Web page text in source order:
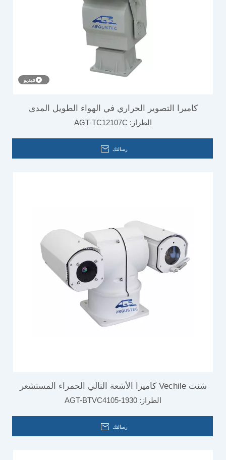
فيديو
كاميرا التصوير الحراري في الهواء الطويل المدى
لمكافحة UAVالطراز: AGT-TC12107C
رسالتك
شنت Vechile كاميرا الأشعة التالي الحمراء المستشعر
الذكي المتقدمةالطراز: AGT-BTVC4105-1930
رسالتك